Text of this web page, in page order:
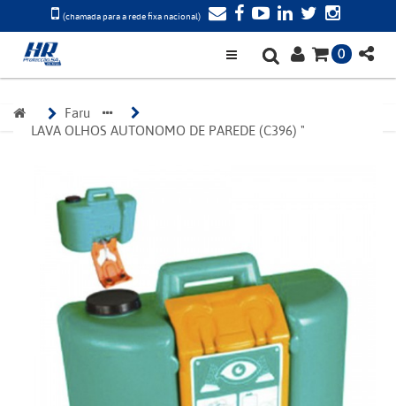
(chamada para a rede fixa nacional)
0
Faru
LAVA OLHOS AUTONOMO DE PAREDE (C396) "